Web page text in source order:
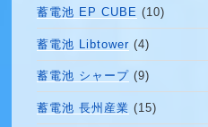
蓄電池 EP CUBE (10)
蓄電池 Libtower (4)
蓄電池 シャープ (9)
蓄電池 長州産業 (15)